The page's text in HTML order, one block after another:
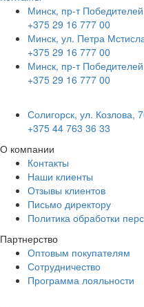
Минск, пр-т
+375 29 16 777 00
Минск, ул. Петра
+375 29 16 777 00
Минск, пр-т
+375 29 16 777 00
Солигорск, ул. Козлова,
+375 44 763 36 33
О компании
Контакты
Наши клиенты
Отзывы клиентов
Письмо директору
Политика обработки
Партнерство
Оптовым покупателям
Сотрудничество
Программа лояльности